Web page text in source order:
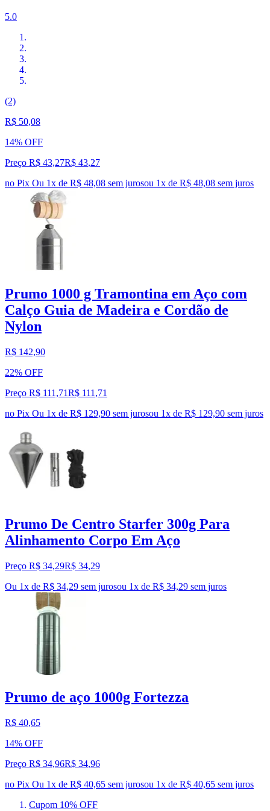
5.0
(2)
R$ 50,08
14% OFF
Preço R$ 43,27R$ 43,27
no Pix Ou 1x de R$ 48,08 sem jurosou 1x de R$ 48,08 sem juros
Prumo 1000 g Tramontina em Aço com
Calço Guia de Madeira e Cordão de
Nylon
R$ 142,90
22% OFF
Preço R$ 111,71R$ 111 ,71
no Pix Ou 1x de R$ 129,90 sem jurosou 1x de R$ 129,90 sem juros
Prumo De Centro Starfer 300g Para
Alinhamento Corpo Em Aço
Preço R$ 34,29R$ 34,29
Ou 1x de R$ 34,29 sem jurosou 1x de R$ 34,29 sem juros
Prumo de aço 1000g Fortezza
R$ 40,65
14% OFF
Preço R$ 34,96R$ 34,96
no Pix Ou 1x de R$ 40,65 sem jurosou 1x de R$ 40,65 sem juros
Cupom 10% OFF